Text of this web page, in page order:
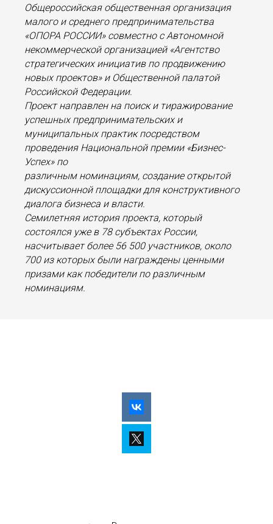
Общероссийская общественная организация
малого и среднего предпринимательства
«ОПОРА РОССИИ» совместно с Автономной
некоммерческой организацией «Агентство
стратегических инициатив по продвижению
новых проектов» и Общественной палатой
Российской Федерации.
Проект направлен на поиск и тиражирование
успешных предпринимательских и
муниципальных практик посредством
проведения Национальной премии «Бизнес-
Успех» по
различным номинациям, создание открытой
дискуссионной площадки для конструктивного
диалога бизнеса и власти.
Семилетняя история проекта, который
состоялся уже в 78 субъектах России,
насчитывает более 56 500 участников, около
700 из которых были награждены ценными
призами как победители по различным
номинациям.